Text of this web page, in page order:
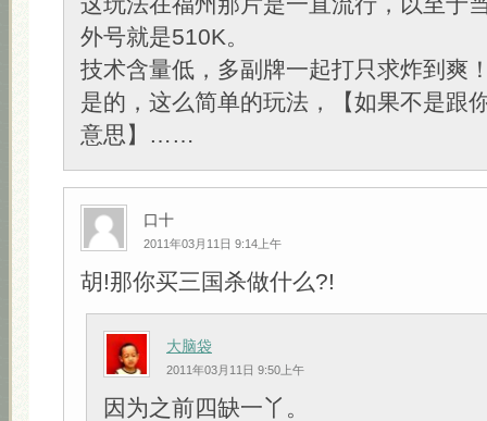
外号就是510K。
技术含量低，多副牌一起打只求炸到爽
是的，这么简单的玩法，【如果不是跟
意思】……
口十
2011年03月11日 9:14上午
胡!那你买三国杀做什么?!
大脑袋
2011年03月11日 9:50上午
因为之前四缺一丫。